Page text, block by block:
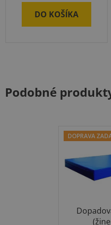
DO KOŠÍKA
Podobné
DOPRAVA